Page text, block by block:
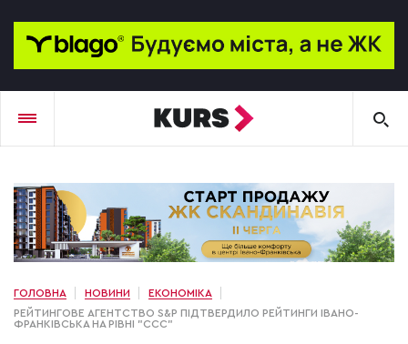
ГОЛОВНА НОВИНИ
ЕКОНОМІКА
РЕЙТИНГОВЕ АГЕНТСТВО S&P ПІДТВЕРДИЛО РЕЙТИНГИ ІВАНО-
ФРАНКІВСЬКА НА РІВНІ "ССС"